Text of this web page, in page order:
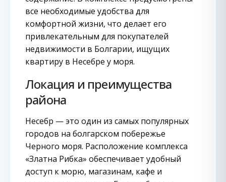
все необходимые удобства для
комфортной жизни, что делает его
привлекательным для покупателей
недвижимости в Болгарии, ищущих
квартиру в Несебре у моря.
Локация и преимущества
района
Несебр — это один из самых популярных
городов на болгарском побережье
Черного моря. Расположение комплекса
«Златна Рибка» обеспечивает удобный
доступ к морю, магазинам, кафе и